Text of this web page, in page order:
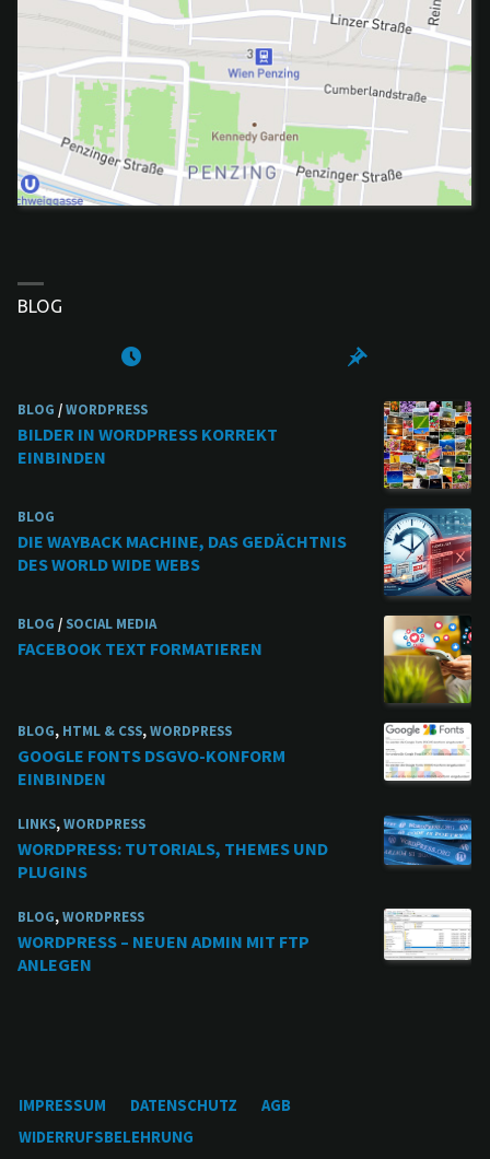
BLOG
BLOG /WORDPRESS
BILDER IN WORDPRESS KORREKT
EINBINDEN
BLOG
DIE WAYBACK MACHINE, DAS GEDÄCHTNIS
DES WORLD WIDE WEBS
BLOG / SOCIAL MEDIA
FACEBOOK TEXT FORMATIEREN
BLOG, HTML & CSS,WORDPRESS
GOOGLE FONTS DSGVO-KONFORM
EINBINDEN
LINKS,WORDPRESS
WORDPRESS: TUTORIALS, THEMES UND
PLUGINS
BLOG,WORDPRESS
WORDPRESS – NEUEN ADMIN MIT FTP
ANLEGEN
IMPRESSUM DATENSCHUTZ
AGB
WIDERRUFSBELEHRUNG